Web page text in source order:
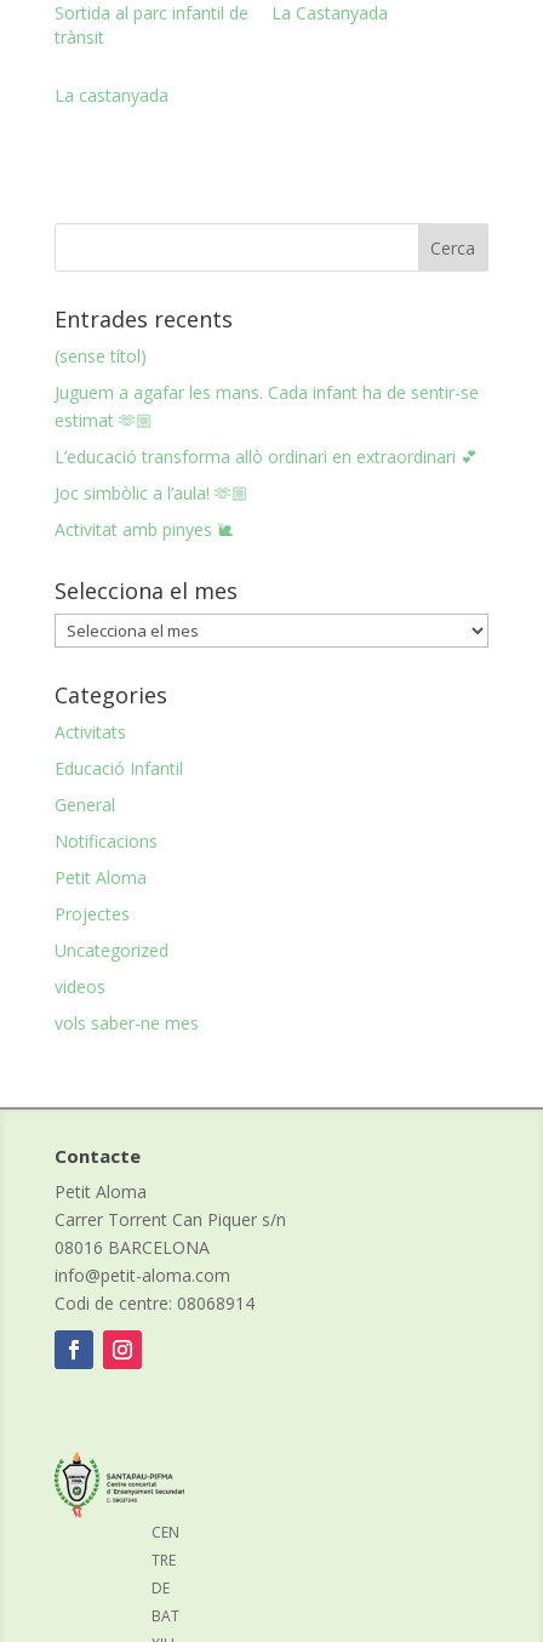
Sortida al parc infantil de
trànsit
La Castanyada
La castanyada
Entrades recents
(sense títol)
Juguem a agafar les mans. Cada infant ha de sentir-se
estimat 🫶🏼
L’educació transforma allò ordinari en extraordinari 💕
Joc simbòlic a l’aula! 🫶🏼
Activitat amb pinyes 🐌
Selecciona el mes
Selecciona
el
mes
Categories
Activitats
Educació Infantil
General
Notificacions
Petit Aloma
Projectes
Uncategorized
videos
vols saber-ne mes
Contacte
Petit Aloma
Carrer Torrent Can Piquer s/n
08016 BARCELONA
info@petit-aloma.com
Codi de centre: 08068914
CEN
TRE
DE
BAT